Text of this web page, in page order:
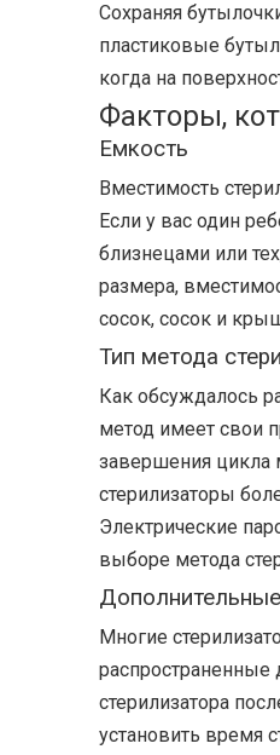
Сохраняя
пластиковые
когда на
Факторы,
Емкость
Вместимость
Если у вас один
близнецами или
размера,
сосок, сосок и
Тип метода
Как обсуждалось
метод имеет свои
завершения цикла
стерилизаторы
Электрические
выборе метода
Многие
распространенные
стерилизатора
установить время